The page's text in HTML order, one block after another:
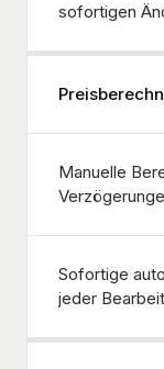
sofortigen
Manuelle
Sofortige
jeder